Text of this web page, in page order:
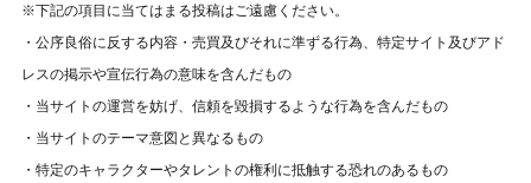
※下記の項目に当てはまる投稿はご遠慮ください。
・公序良俗に反する内容・売買及びそれに準ずる行為、特定サイト及びアド
レスの掲示や宣伝行為の意味を含んだもの
・当サイトの運営を妨げ、信頼を毀損するような行為を含んだもの
・当サイトのテーマ意図と異なるもの
・特定のキャラクターやタレントの権利に抵触する恐れのあるもの